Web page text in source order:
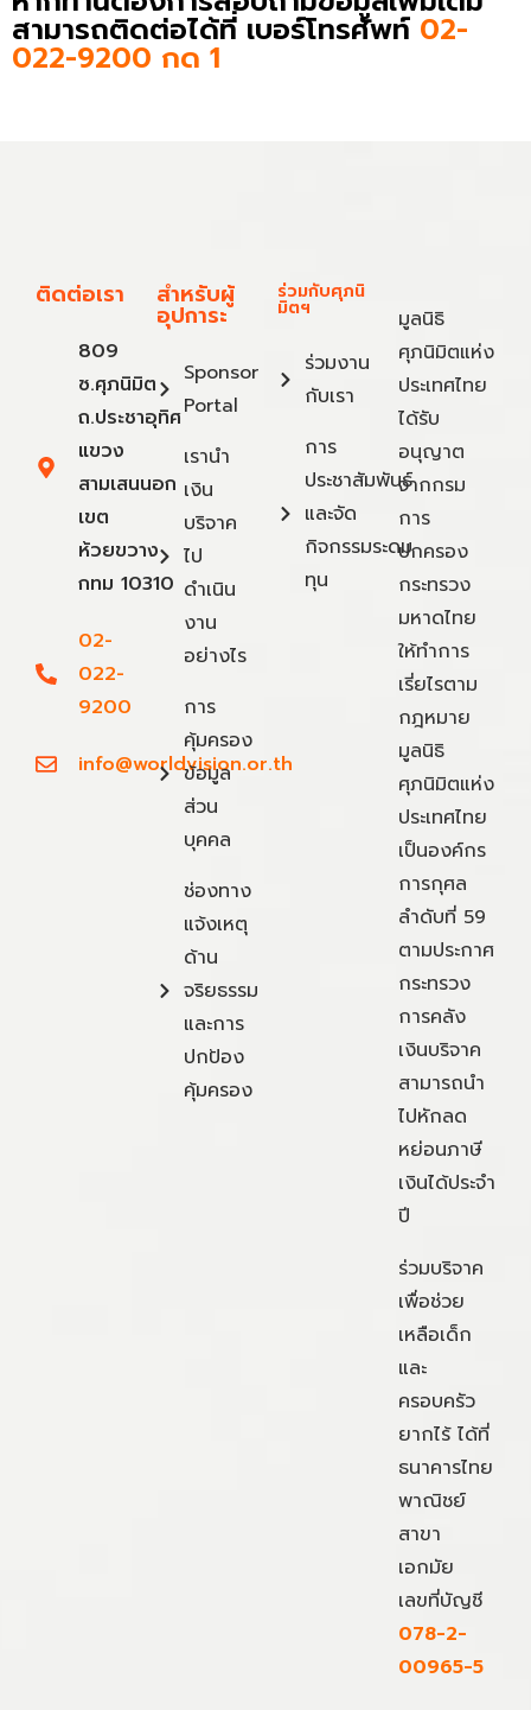
สามารถติดต่อได้ที่ เบอร์โทรศัพท์ 02-
022-9200 กด 1
ติดต่อเรา
809
ซ.ศุภนิมิต
ถ.ประชาอุทิศ
แขวง
สามเสนนอก
เขต
ห้วยขวาง
กทม 10310
02-
022-
9200
info@worldvision.or.th
สำหรับผู้
อุปการะ
Sponsor
Portal
เรานำ
เงิน
บริจาค
ไป
ดำเนิน
งาน
อย่างไร
การ
คุ้มครอง
ข้อมูล
ส่วน
บุคคล
ช่องทาง
แจ้งเหตุ
ด้าน
จริยธรรม
และการ
ปกป้อง
คุ้มครอง
ร่วมกับศุภนิ
มิตฯ
ร่วมงาน
กับเรา
การ
ประชาสัมพันธ์
และจัด
กิจกรรมระดม
ทุน
มูลนิธิ
ศุภนิมิตแห่ง
ประเทศไทย
ได้รับ
อนุญาต
จากกรม
การ
ปกครอง
กระทรวง
มหาดไทย
ให้ทำการ
เรี่ยไรตาม
กฎหมาย
มูลนิธิ
ศุภนิมิตแห่ง
ประเทศไทย
เป็นองค์กร
การกุศล
ลำดับที่ 59
ตามประกาศ
กระทรวง
การคลัง
เงินบริจาค
สามารถนำ
ไปหักลด
หย่อนภาษี
เงินได้ประจำ
ปี
ร่วมบริจาค
เพื่อช่วย
เหลือเด็ก
และ
ครอบครัว
ยากไร้ ได้ที่
ธนาคารไทย
พาณิชย์
สาขา
เอกมัย
เลขที่บัญชี
078-2-
00965-5